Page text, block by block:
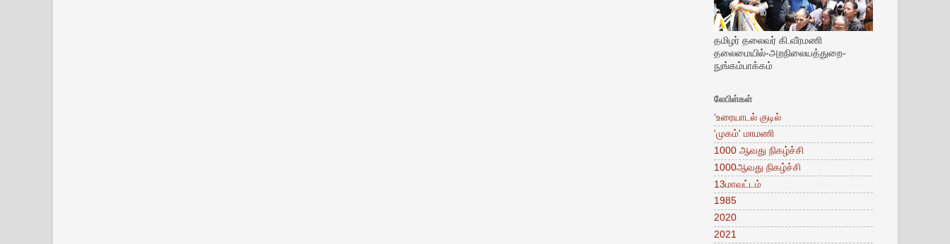
தமிழர் தலைவர் கி.வீரமணி
தலைமையில்-அறநிலையத்துறை-
நுங்கம்பாக்கம்
லேபிள்கள்
‘உரையாடல் குடில்
'முகம்' மாமணி
1000 ஆவது நிகழ்ச்சி
1000ஆவது நிகழ்ச்சி
13மாவட்டம்
1985
2020
2021